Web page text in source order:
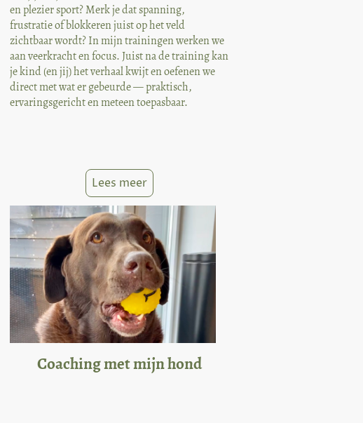
en plezier sport? Merk je dat spanning,
frustratie of blokkeren juist op het veld
zichtbaar wordt? In mijn trainingen werken we
aan veerkracht en focus. Juist na de training kan
je kind (en jij) het verhaal kwijt en oefenen we
direct met wat er gebeurde — praktisch,
ervaringsgericht en meteen toepasbaar.
Lees meer
Coaching met mijn hond